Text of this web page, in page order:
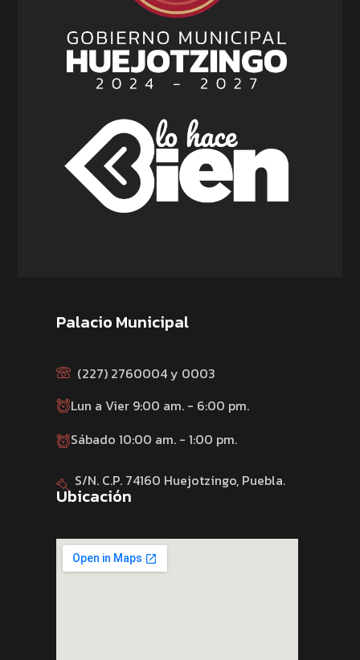
Palacio Municipal
(227) 2760004 y 0003
Lun a Vier 9:00 am. - 6:00 pm.
Sábado 10:00 am. - 1:00 pm.
S/N. C.P. 74160 Huejotzingo, Puebla.
Ubicación